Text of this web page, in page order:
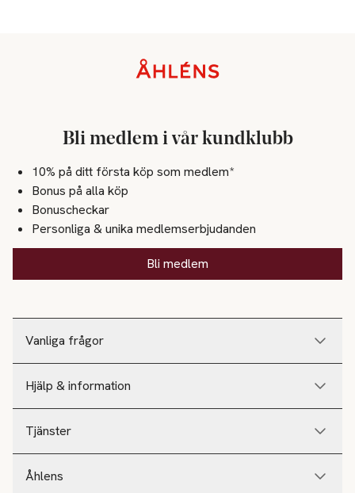
Vanliga frågor
Hjälp & information
Tjänster
Åhlens
Bli medlem i vår kundklubb
10% på ditt första köp som medlem*
Bonus på alla köp
Bonuscheckar
Personliga & unika medlemserbjudanden
Bli medlem